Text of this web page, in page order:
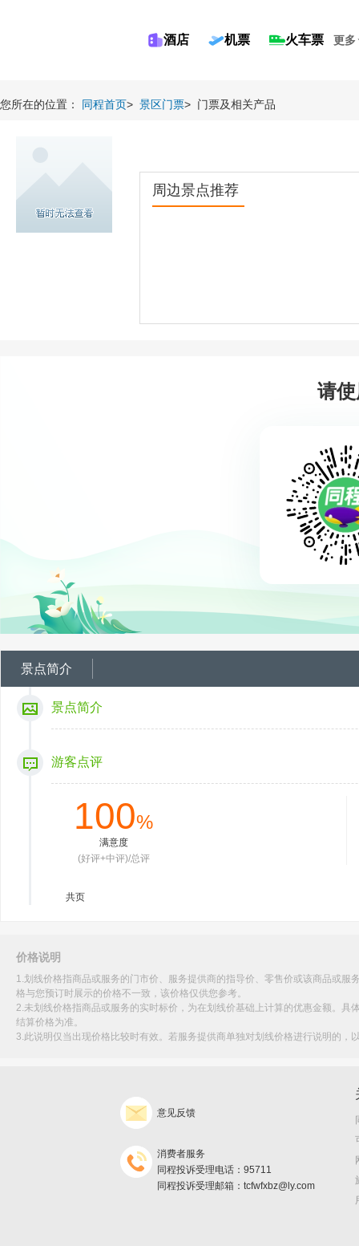
酒店 机票 火车票 更多
您所在的位置： 同程首页> 景区门票> 门票及相关产品
周边景点推荐
请
景点简介
景点简介
游客点评
100%
满意度
(好评+中评)/总评
共页
价格说明
1.划线价格指商品或服务的门市价、服务提供商的指导价、零售价或该商品或
格与您预订时展示的价格不一致，该价格仅供您参考。
2.未划线价格指商品或服务的实时标价，为在划线价基础上计算的优惠金额。
结算价格为准。
3.此说明仅当出现价格比较时有效。若服务提供商单独对划线价格进行说明的
意见反馈
消费者服务
同程投诉受理电话：95711
同程投诉受理邮箱：tcfwfxbz@ly.com